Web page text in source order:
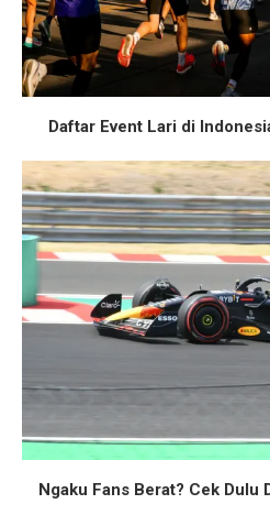
Daftar Event Lari di
Ngaku Fans Berat? Cek Dulu